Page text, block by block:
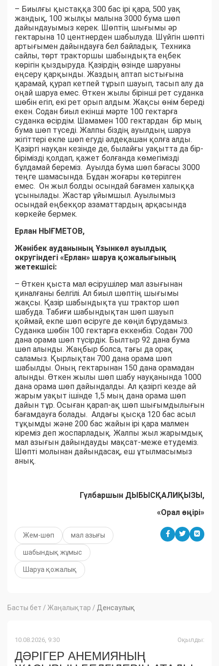
– Биылғы қыстаққа 300 бас ірі қара, 500 уақ
жандық, 100 жылқы малына 3000 бума шөп
дайындауымыз керек. Шөптің шығымы әр
гектарына 10 центнерден шабылуда. Шүйгін шөпті
артығымен дайындауға бел байладық. Техника
сайлы, төрт тракторшы шабындықта еңбек
көрігін қыздыруда. Қазірдің өзінде шаруаны
еңсеру қарқынды. Жаздың аптап ыстығына
қарамай, қурап кетпей тұрып шауып, тасып алу да
оңай шаруа емес. Өткен жылы бірінші рет суданка
шөбін егіп, екі рет орып алдым. Жақсы өнім береді
екен. Содан биыл екінші мәрте 100 гектарға
суданка өсірдім. Шамамен 100 гектардан бір мың
бума шөп түседі. Жалпы біздің ауылдың шаруа
жігіттері екпе шөп егуді әлдеқашан қолға алды.
Қазіргі науқан кезінде де, былайғы уақытта да бір-
бірімізді қолдап, қажет болғанда көмегімізді
бұлдамай береміз. Ауылда бума шөп бағасы 3000
теңге шамасында. Бұдан жоғары көтерілген
емес. Он жыл болды осындай бағамен халыққа
ұсынылады. Жастар ұйымшыл. Ауылымыз
осындай еңбекқор азаматтардың арқасында
көркейе бермек.
Ерлан НЫҒМЕТОВ,
Жәнібек ауданының Ұзынкөл ауылдық
округіндегі «Ерлан» шаруа қожалығының
жетекшісі:
– Өткен қыста мал өсірушілер мал азығынан
қиналғаны белгілі. Ал биыл шөптің шығымы
жақсы. Қазір шабындықта үш трактор шөп
шабуда. Табиғи шабындықтан шөп шауып
қоймай, екпе шөп өсіруге де көңіл бұрудамыз.
Суданка шөбін 100 гектарға еккенбіз. Содан 700
дана орама шөп түсірдік. Былтыр 92 дана бума
шөп алынды. Жаңбыр болса, тағы да орақ
саламыз. Қырлықтан 700 дана орама шөп
шабылды. Оның гектарынан 150 дана орамадан
алынды. Өткен жылы шөп шабу науқанында 1000
дана орама шөп дайындалды. Ал қазіргі кезде ай
жарым уақыт ішінде 1,5 мың дана орама шөп
дайын тұр. Осыған қарап-ақ шөп шығымдылығын
бағамдауға болады. Алдағы қысқа 120 бас асыл
тұқымды және 200 бас жайын ірі қара малмен
кіреміз деп жоспарладық. Жалпы жыл жарымдық
мал азығын дайындауды мақсат-меже етудеміз.
Шөпті молынан дайындасақ, еш ұтылмасымыз
анық.
Гүлбаршын ДЫБЫСҚАЛИҚЫЗЫ,
«Орал өңірі»
Жем-шөп мал азығы
шабындық жұмыс
Шаруа қожалық
Басты бет / Жаңалықтар / Денсаулық
10.08.2026, 9:30 Оқылды:
ДӘРІГЕР АНЕМИЯНЫҢ